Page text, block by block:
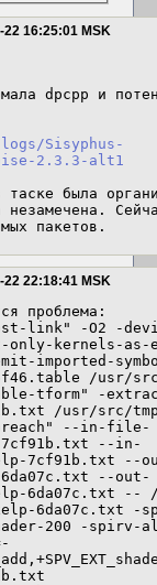
22 16:25:01 MSK
dpcpp и
Sisyphus-
2.3.3-alt1
была
пакетов.
22 22:18:41 MSK
проблема:
only-kernels-
imported-
/usr/
/usr/src/
7cf91b.txt --in-
7cf91b.txt
--out-
6da07c.txt
6da07c.txt -
200 -spirv-